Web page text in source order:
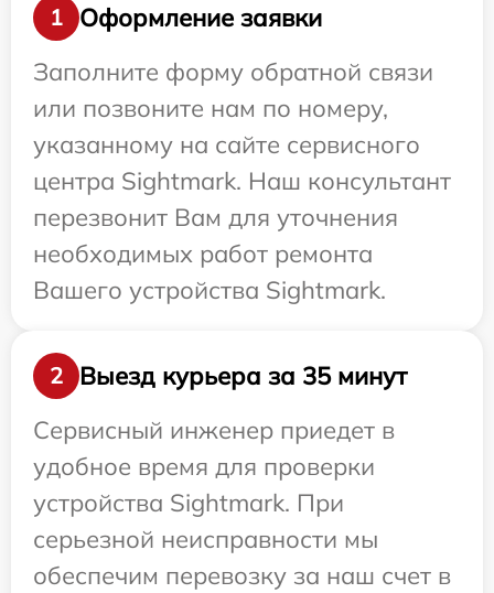
1
Оформление заявки
Заполните форму обратной связи
или позвоните нам по номеру,
указанному на сайте сервисного
центра Sightmark. Наш консультант
перезвонит Вам для уточнения
необходимых работ ремонта
Вашего устройства Sightmark.
2
Выезд курьера за 35 минут
Сервисный инженер приедет в
удобное время для проверки
устройства Sightmark. При
серьезной неисправности мы
обеспечим перевозку за наш счет в